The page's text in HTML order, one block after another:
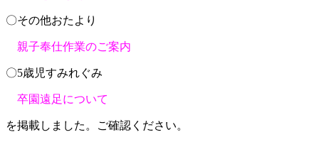
〇その他おたより
親子奉仕作業のご案内
〇5歳児すみれぐみ
卒園遠足について
を掲載しました。ご確認ください。